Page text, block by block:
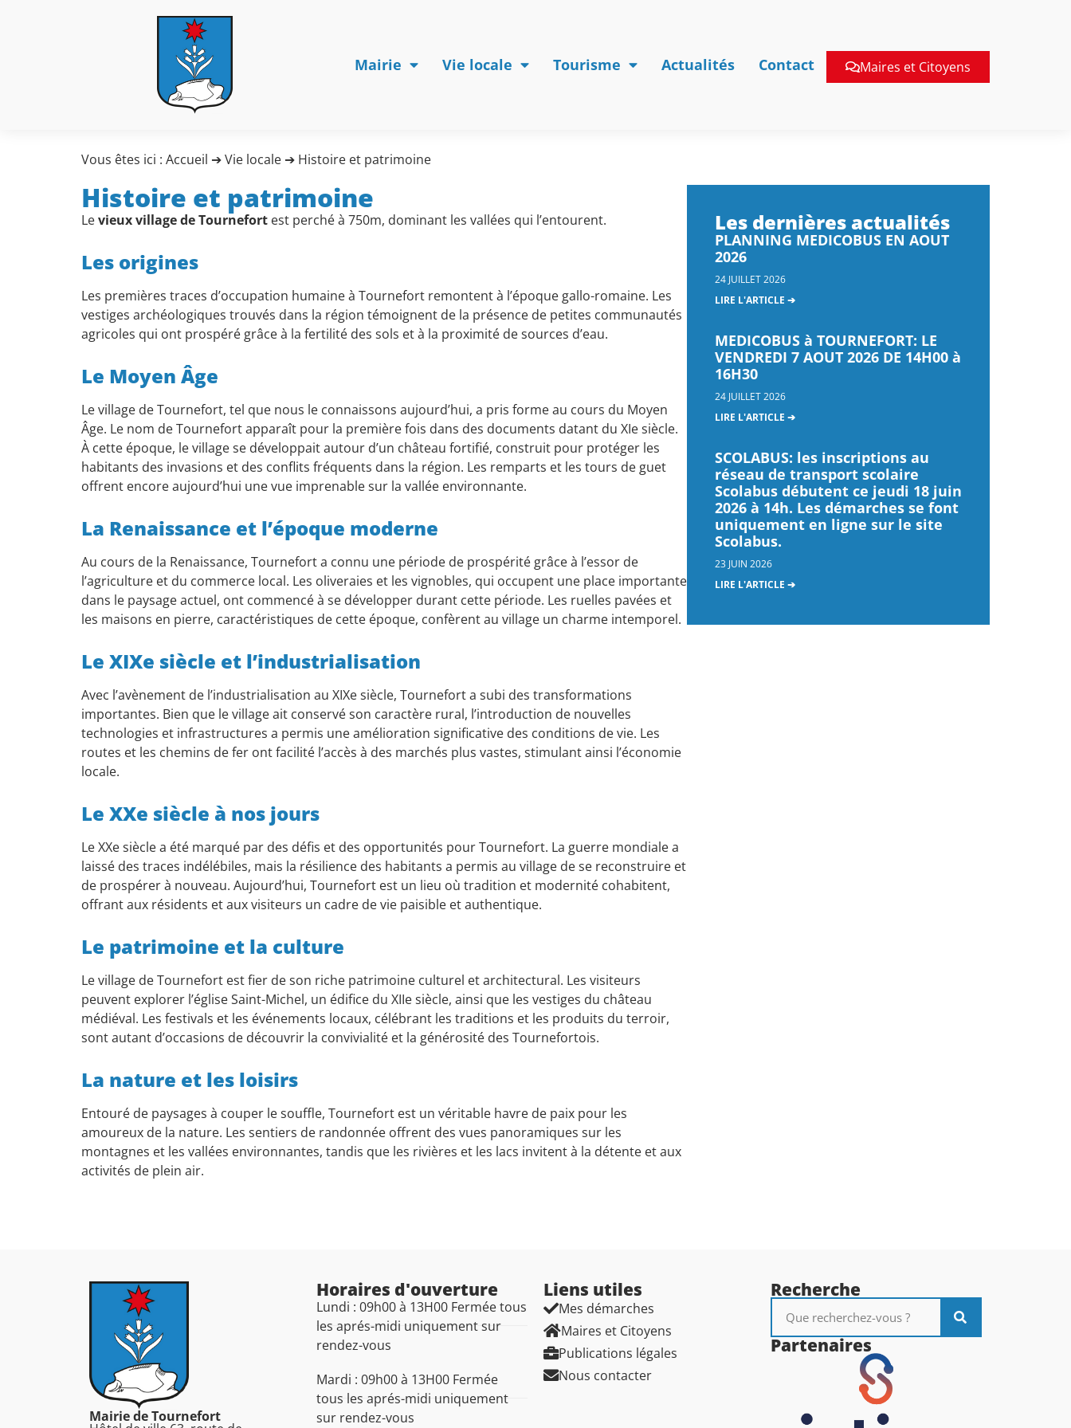
Mairie Vie locale Tourisme Actualités Contact Maires et Citoyens
Vous êtes ici : Accueil ➔Vie locale ➔ Histoire et patrimoine
Histoire et patrimoine
Levieux village de Tournefort est perché à 750m, dominant les vallées qui l’entourent.
Les origines
Les premières traces d’occupation humaine à Tournefort remontent à l’époque gallo-romaine. Les
vestiges archéologiques trouvés dans la région témoignent de la présence de petites communautés
agricoles qui ont prospéré grâce à la fertilité des sols et à la proximité de sources d’eau.
Le Moyen Âge
Le village de Tournefort, tel que nous le connaissons aujourd’hui, a pris forme au cours du Moyen
Âge. Le nom de Tournefort apparaît pour la première fois dans des documents datant du XIe siècle.
À cette époque, le village se développait autour d’un château fortifié, construit pour protéger les
habitants des invasions et des conflits fréquents dans la région. Les remparts et les tours de guet
offrent encore aujourd’hui une vue imprenable sur la vallée environnante.
La Renaissance et l’époque moderne
Au cours de la Renaissance, Tournefort a connu une période de prospérité grâce à l’essor de
l’agriculture et du commerce local. Les oliveraies et les vignobles, qui occupent une place importante
dans le paysage actuel, ont commencé à se développer durant cette période. Les ruelles pavées et
les maisons en pierre, caractéristiques de cette époque, confèrent au village un charme intemporel.
Le XIXe siècle et l’industrialisation
Avec l’avènement de l’industrialisation au XIXe siècle, Tournefort a subi des transformations
importantes. Bien que le village ait conservé son caractère rural, l’introduction de nouvelles
technologies et infrastructures a permis une amélioration significative des conditions de vie. Les
routes et les chemins de fer ont facilité l’accès à des marchés plus vastes, stimulant ainsi l’économie
locale.
Le XXe siècle à nos jours
Le XXe siècle a été marqué par des défis et des opportunités pour Tournefort. La guerre mondiale a
laissé des traces indélébiles, mais la résilience des habitants a permis au village de se reconstruire et
de prospérer à nouveau. Aujourd’hui, Tournefort est un lieu où tradition et modernité cohabitent,
offrant aux résidents et aux visiteurs un cadre de vie paisible et authentique.
Le patrimoine et la culture
Le village de Tournefort est fier de son riche patrimoine culturel et architectural. Les visiteurs
peuvent explorer l’église Saint-Michel, un édifice du XIIe siècle, ainsi que les vestiges du château
médiéval. Les festivals et les événements locaux, célébrant les traditions et les produits du terroir,
sont autant d’occasions de découvrir la convivialité et la générosité des Tournefortois.
La nature et les loisirs
Entouré de paysages à couper le souffle, Tournefort est un véritable havre de paix pour les
amoureux de la nature. Les sentiers de randonnée offrent des vues panoramiques sur les
montagnes et les vallées environnantes, tandis que les rivières et les lacs invitent à la détente et aux
activités de plein air.
Les dernières actualités
PLANNING MEDICOBUS EN AOUT
2026
24 JUILLET 2026
LIRE L'ARTICLE ➔
MEDICOBUS à TOURNEFORT: LE
VENDREDI 7 AOUT 2026 DE 14H00 à
16H30
24 JUILLET 2026
LIRE L'ARTICLE ➔
SCOLABUS: les inscriptions au
réseau de transport scolaire
Scolabus débutent ce jeudi 18 juin
2026 à 14h. Les démarches se font
uniquement en ligne sur le site
Scolabus.
23 JUIN 2026
LIRE L'ARTICLE ➔
Mairie de Tournefort
Horaires d'ouverture
Lundi : 09h00 à 13H00 Fermée tous
les aprés-midi uniquement sur
rendez-vous
Mardi : 09h00 à 13H00 Fermée
tous les aprés-midi uniquement
sur rendez-vous
Liens utiles​
Mes démarches
Maires et Citoyens
Publications légales
Nous contacter
Recherche
Partenaires